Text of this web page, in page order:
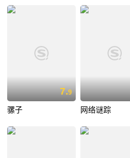
7.9
骡子 网络谜踪